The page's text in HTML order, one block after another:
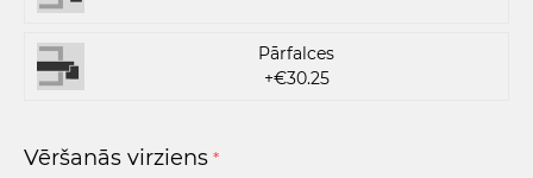
Pārfalces
+€30.25
Vēršanās virziens *